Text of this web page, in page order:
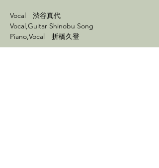
Vocal　渋谷真代
Vocal,Guitar Shinobu Song
Piano,Vocal　折橋久登